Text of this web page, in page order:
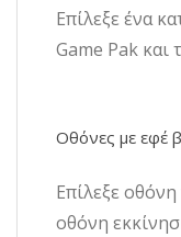
Επίλεξε ένα
Game Pak και
Οθόνες με εφέ
Επίλεξε
οθόνη